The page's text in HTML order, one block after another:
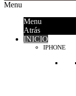
Menu
Menu
Atrás
INICIO
IPHONE